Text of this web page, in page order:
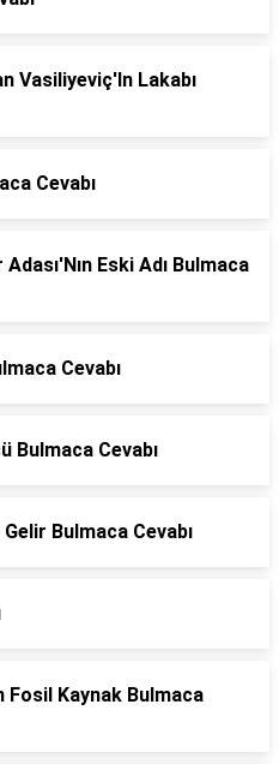
Vasiliyeviç'In Lakabı
Cevabı
Eski Adı Bulmaca
Cevabı
Bulmaca Cevabı
Bulmaca Cevabı
Fosil Kaynak Bulmaca